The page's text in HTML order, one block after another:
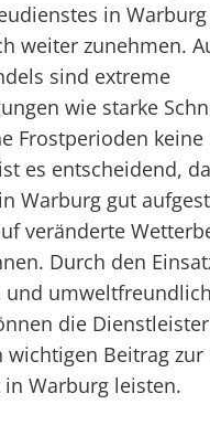
in Warburg
weiter zunehmen.
sind extreme
wie starke
Frostperioden keine
es entscheidend,
Warburg gut
veränderte
Durch den
und
die
wichtigen Beitrag zur
Warburg leisten.